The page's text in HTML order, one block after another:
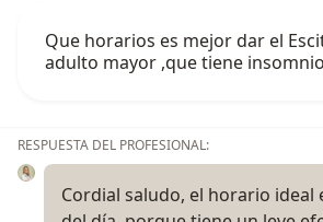
Que horarios es mejor dar el
adulto mayor ,que tiene
RESPUESTA DEL PROFESIONAL:
Cordial saludo, el horario ideal